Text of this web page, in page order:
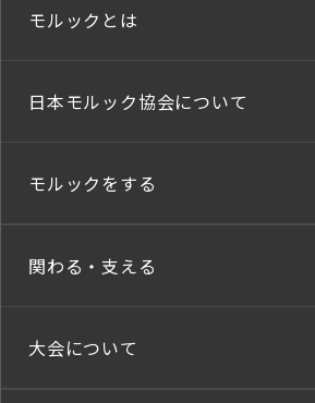
モルックとは
日本モルック協会について
モルックをする
関わる・支える
大会について